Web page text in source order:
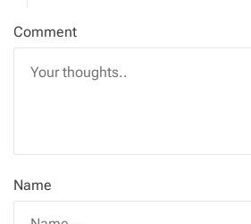
Comment
Name